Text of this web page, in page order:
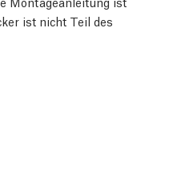
ist nicht Teil des